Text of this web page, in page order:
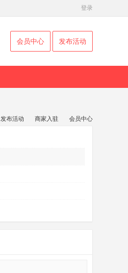
登录
会员中心 发布活动
发布活动 商家入驻 会员中心